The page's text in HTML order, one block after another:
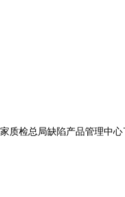
检总局缺陷产品管理中